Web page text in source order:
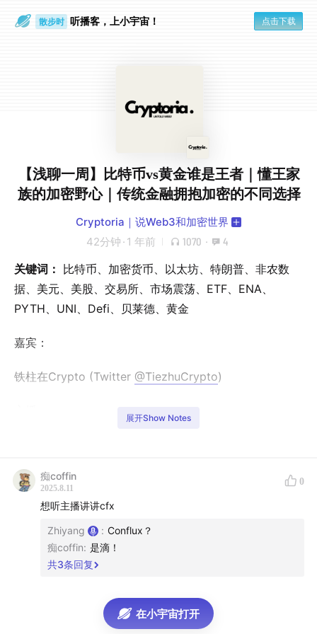
散步时 听播客，上小宇宙！ 点击下载
【浅聊一周】比特币vs黄金谁是王者｜懂王家
族的加密野心｜传统金融拥抱加密的不同选择
Cryptoria｜说Web3和加密世界
42分钟 · 1 年前 1070 · 4
关键词：
比特币、加密货币、以太坊、特朗普、非农数
据、美元、美股、交易所、市场震荡、ETF、ENA、
PYTH、UNI、Defi、贝莱德、黄金
嘉宾：
铁柱在Crypto (Twitter @TiezhuCrypto)
Coral (Twitter
Zhiyang (Twitter@zhiyangxyz
Twitter：@0x_cryptoria
微信公众号：Cryptoria加密投研
展开Show Notes
痴coffin
2025.8.11
0
想听主播讲讲cfx
Zhiyang : Conflux？
痴coffin: 是滴！
共3条回复
在小宇宙打开